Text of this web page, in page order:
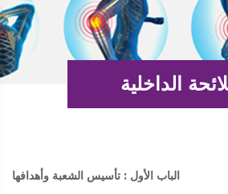
الداخلية
الباب الأول : تأسيس الشعبة وأهدافها